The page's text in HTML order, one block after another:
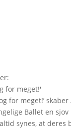
:
for meget!'
for meget!’
Ballet en
synes, at deres